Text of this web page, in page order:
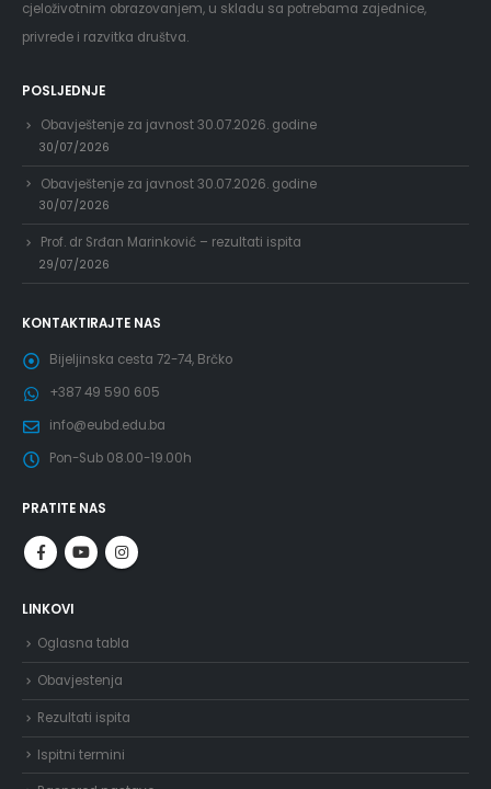
cjeloživotnim obrazovanjem, u skladu sa potrebama zajednice,
privrede i razvitka društva.
POSLJEDNJE
Obavještenje za javnost 30.07.2026. godine
30/07/2026
Obavještenje za javnost 30.07.2026. godine
30/07/2026
Prof. dr Srđan Marinković – rezultati ispita
29/07/2026
KONTAKTIRAJTE NAS
Bijeljinska cesta 72-74, Brčko
+387 49 590 605
info@eubd.edu.ba
Pon-Sub 08.00-19.00h
PRATITE NAS
LINKOVI
Oglasna tabla
Obavjestenja
Rezultati ispita
Ispitni termini